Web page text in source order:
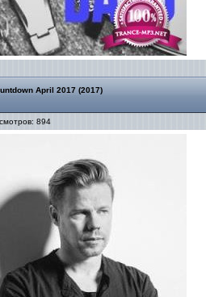
April 2017 (2017)
894